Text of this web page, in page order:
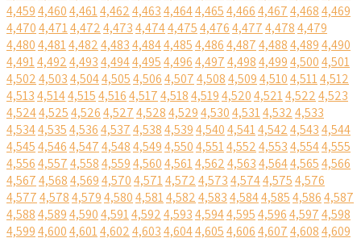
4,4594,4604,4614,4624,4634,4644,4654,4664,4674,4684,469
4,4704,4714,4724,4734,4744,4754,4764,4774,4784,479
4,4804,4814,4824,4834,4844,4854,4864,4874,4884,4894,490
4,4914,4924,4934,4944,4954,4964,4974,4984,4994,5004,501
4,5024,5034,5044,5054,5064,5074,5084,5094,5104,5114,512
4,5134,5144,5154,5164,5174,5184,5194,5204,5214,5224,523
4,5244,5254,5264,5274,5284,5294,5304,5314,5324,533
4,5344,5354,5364,5374,5384,5394,5404,5414,5424,5434,544
4,5454,5464,5474,5484,5494,5504,5514,5524,5534,5544,555
4,5564,5574,5584,5594,5604,5614,5624,5634,5644,5654,566
4,5674,5684,5694,5704,5714,5724,5734,5744,5754,576
4,5774,5784,5794,5804,5814,5824,5834,5844,5854,5864,587
4,5884,5894,5904,5914,5924,5934,5944,5954,5964,5974,598
4,5994,6004,6014,6024,6034,6044,6054,6064,6074,6084,609